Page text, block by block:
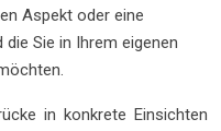
Aspekt oder eine
die Sie in Ihrem eigenen
in konkrete Einsichten